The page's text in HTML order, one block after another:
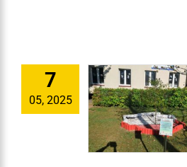
7
05, 2025